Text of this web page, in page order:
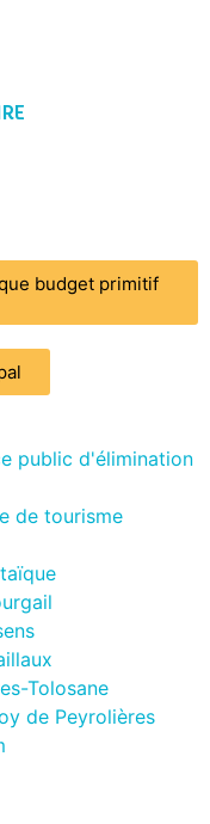
budget primitif
public d'élimination
de tourisme
Tolosane
de Peyrolières